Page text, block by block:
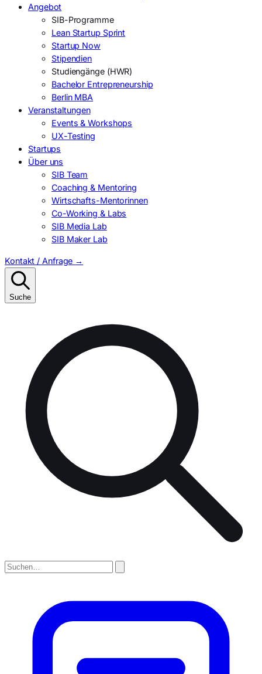
Angebot
SIB-Programme
Lean Startup Sprint
Startup Now
Stipendien
Studiengänge (HWR)
Bachelor Entrepreneurship
Berlin MBA
Veranstaltungen
Events & Workshops
UX-Testing
Startups
Über uns
SIB Team
Coaching & Mentoring
Wirtschafts-Mentorinnen
Co-Working & Labs
SIB Media Lab
SIB Maker Lab
Kontakt / Anfrage →
Suche